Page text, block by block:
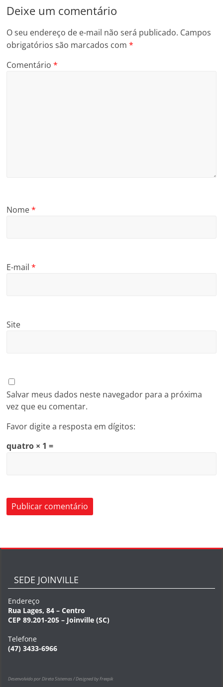
Deixe um comentário
O seu endereço de e-mail não será publicado. Campos
obrigatórios são marcados com*
Comentário*
Nome*
E-mail*
Site
Salvar meus dados neste navegador para a próxima
vez que eu comentar.
Favor digite a resposta em dígitos:
quatro × 1 =
SEDE JOINVILLE
Endereço
Rua Lages, 84 – Centro
CEP 89.201-205 – Joinville (SC)
Telefone
(47) 3433-6966
Desenvolvido por Direta Sistemas /Designed by Freepik